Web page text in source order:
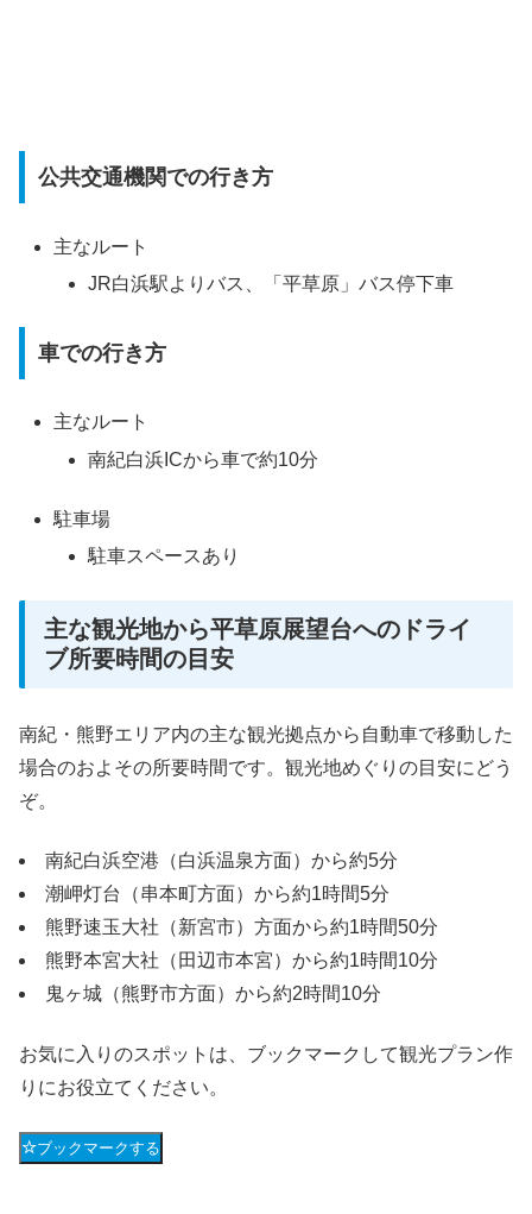
公共交通機関での行き方
主なルート
JR白浜駅よりバス、「平草原」バス停下車
車での行き方
主なルート
南紀白浜ICから車で約10分
駐車場
駐車スペースあり
主な観光地から平草原展望台へのドライ
ブ所要時間の目安
南紀・熊野エリア内の主な観光拠点から自動車で移動した
場合のおよその所要時間です。観光地めぐりの目安にどう
ぞ。
南紀白浜空港（白浜温泉方面）から約5分
潮岬灯台（串本町方面）から約1時間5分
熊野速玉大社（新宮市）方面から約1時間50分
熊野本宮大社（田辺市本宮）から約1時間10分
鬼ヶ城（熊野市方面）から約2時間10分
お気に入りのスポットは、ブックマークして観光プラン作
りにお役立てください。
ブックマークする